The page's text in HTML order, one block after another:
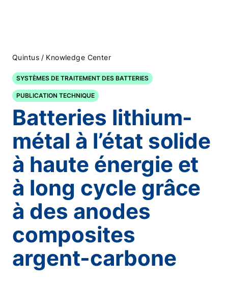
Quintus / Knowledge Center
SYSTÈMES DE TRAITEMENT DES BATTERIES
PUBLICATION TECHNIQUE
Batteries lithium-
métal à l’état solide
à haute énergie et
à long cycle grâce
à des anodes
composites
argent-carbone